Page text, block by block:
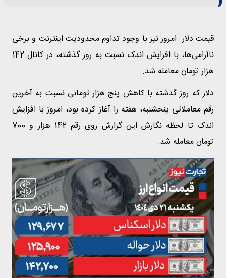
قیمت دلار امروز نیز با وجود تداوم محدودیت اینترنت و برخی
ناآرامی‌ها، با افزایش اندک نسبت به روز گذشته، در کانال 142
هزار تومان معامله شد.
دلار که روز گذشته با کاهش پنج هزار تومانی نسبت به آخرین
رقم معاملاتی پنجشنبه، هفته را آغاز کرده بود، امروز با افزایش
اندک تا لحظه نگارش این گزارش روی رقم 142 هزار و 700
تومان معامله شد.